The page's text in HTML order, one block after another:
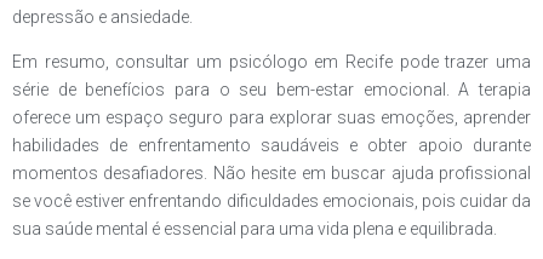
depressão e ansiedade.
Em resumo, consultar um psicólogo em Recife pode trazer uma
série de benefícios para o seu bem-estar emocional. A terapia
oferece um espaço seguro para explorar suas emoções, aprender
habilidades de enfrentamento saudáveis ​​e obter apoio durante
momentos desafiadores. Não hesite em buscar ajuda profissional
se você estiver enfrentando dificuldades emocionais, pois cuidar da
sua saúde mental é essencial para uma vida plena e equilibrada.